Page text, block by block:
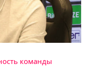
команды